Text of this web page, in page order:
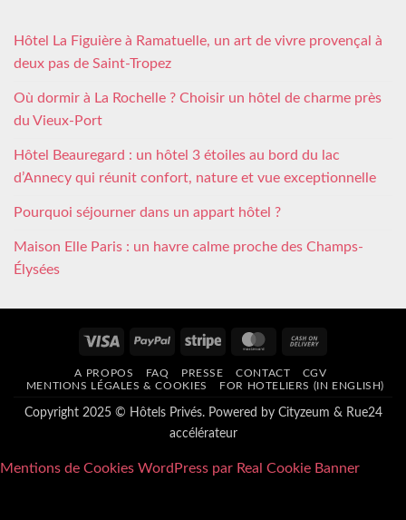
Hôtel La Figuière à Ramatuelle, un art de vivre provençal à
deux pas de Saint-Tropez
Où dormir à La Rochelle ? Choisir un hôtel de charme près
du Vieux-Port
Hôtel Beauregard : un hôtel 3 étoiles au bord du lac
d’Annecy qui réunit confort, nature et vue exceptionnelle
Pourquoi séjourner dans un appart hôtel ?
Maison Elle Paris : un havre calme proche des Champs-
Élysées
Visa PayPal Stripe MasterCard
Delivery
A PROPOS FAQ PRESSE CONTACT
CGV
MENTIONS LÉGALES & COOKIES
FOR HOTELIERS (IN ENGLISH)
Copyright 2025 © Hôtels Privés. Powered by Cityzeum & Rue24
accélérateur
Mentions de Cookies WordPress par Real Cookie Banner